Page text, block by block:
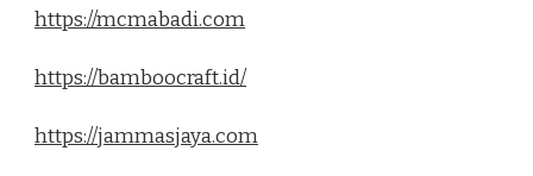
https://mcmabadi.com
https://bamboocraft.id/
https://jammasjaya.com